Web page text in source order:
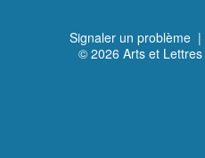
Signaler un problème |
© 2026 Arts et Lettres